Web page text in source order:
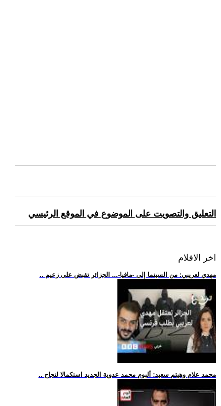
التعليق والتصويت على الموضوع في الموقع الرئيسي
اخر الافلام
.. مهدي لعريبي: من السينما إلى -مافيا-... الجزائر تقبض على زعيم
.. محمد علام وهيثم سعيد: ألبوم محمد عدوية الجديد استكمالا لنجاح